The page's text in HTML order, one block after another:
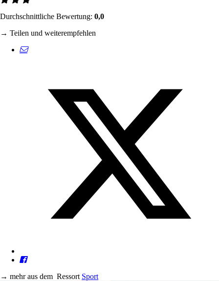
Durchschnittliche Bewertung: 0,0
→ Teilen und weiterempfehlen
→ mehr aus dem Ressort Sport